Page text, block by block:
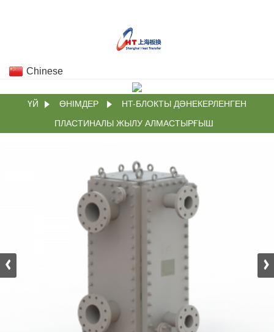
Chinese
ҮЙ ӨНІМДЕР
HT-БЛОКТЫ ДӘНЕКЕРЛЕНГЕН
ПЛАСТИНАЛЫ ЖЫЛУ АЛМАСТЫРҒЫШ